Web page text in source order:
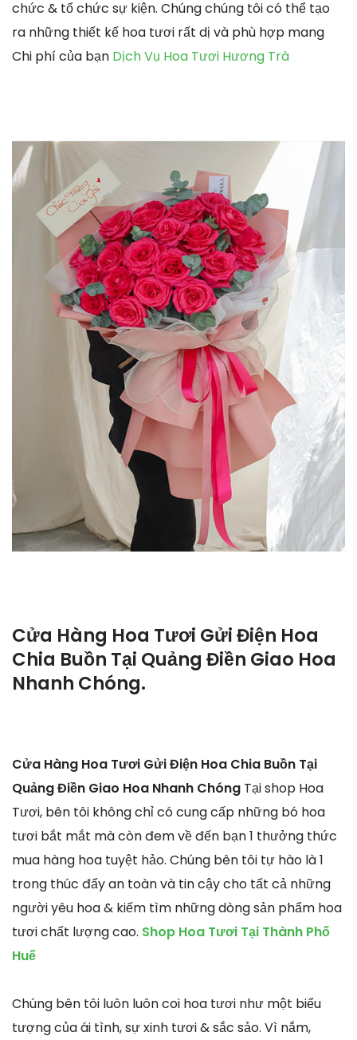
chức & tổ chức sự kiện. Chúng chúng tôi có thể tạo
ra những thiết kế hoa tươi rất dị và phù hợp mang
Chi phí của bạn Dịch Vụ Hoa Tươi Hương Trà
Cửa Hàng Hoa Tươi Gửi Điện Hoa
Chia Buồn Tại Quảng Điền Giao Hoa
Nhanh Chóng.
Cửa Hàng Hoa Tươi Gửi Điện Hoa Chia Buồn Tại
Quảng Điền Giao Hoa Nhanh Chóng Tại shop Hoa
Tươi, bên tôi không chỉ có cung cấp những bó hoa
tươi bắt mắt mà còn đem về đến bạn 1 thưởng thức
mua hàng hoa tuyệt hảo. Chúng bên tôi tự hào là 1
trong thúc đẩy an toàn và tin cậy cho tất cả những
người yêu hoa & kiếm tìm những dòng sản phẩm hoa
tươi chất lượng cao. Shop Hoa Tươi Tại Thành Phố
Huế
Chúng bên tôi luôn luôn coi hoa tươi như một biểu
tượng của ái tình, sự xinh tươi & sắc sảo. Vì nắm,